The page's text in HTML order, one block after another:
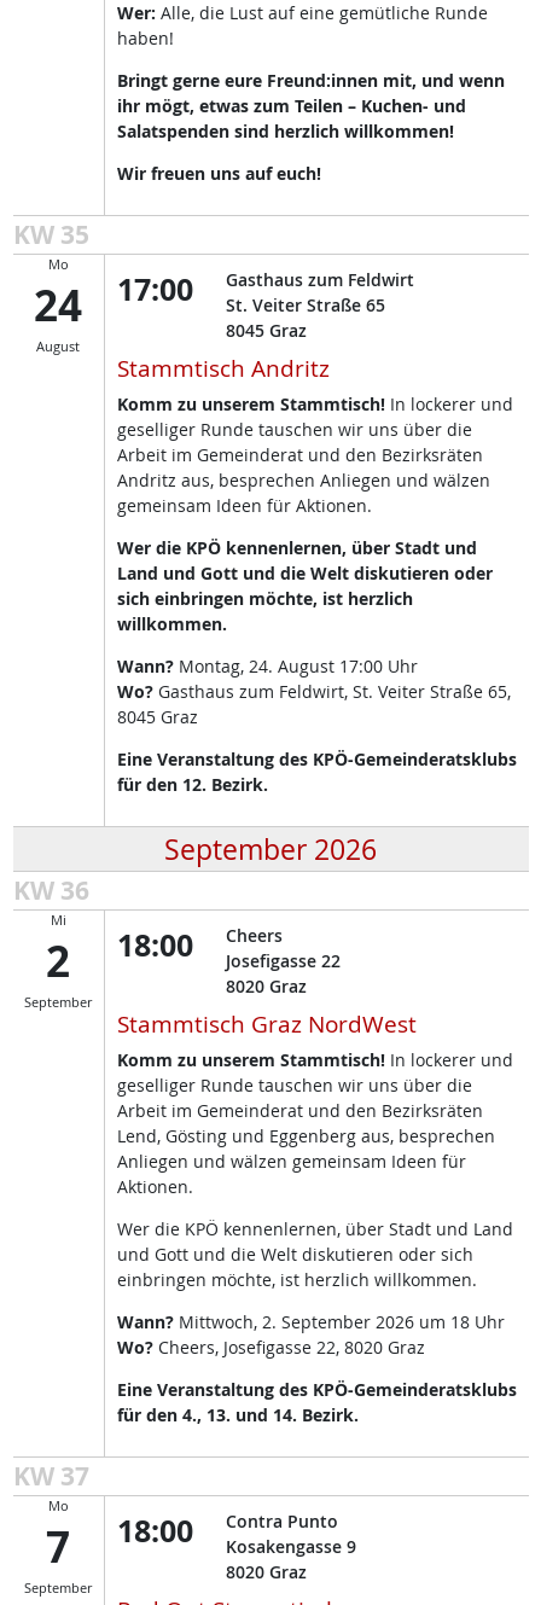
Wer: Alle, die Lust auf eine gemütliche Runde
haben!
Bringt gerne eure Freund:innen mit, und wenn
ihr mögt, etwas zum Teilen – Kuchen- und
Salatspenden sind herzlich willkommen!
Wir freuen uns auf euch!
KW 35
Mo
24
August
17:00
Gasthaus zum Feldwirt
St. Veiter Straße 65
8045 Graz
Stammtisch Andritz
Komm zu unserem Stammtisch!In lockerer und
geselliger Runde tauschen wir uns über die
Arbeit im Gemeinderat und den Bezirksräten
Andritz aus, besprechen Anliegen und wälzen
gemeinsam Ideen für Aktionen.
Wer die KPÖ kennenlernen, über Stadt und
Land und Gott und die Welt diskutieren oder
sich einbringen möchte, ist herzlich
willkommen.
Wann?Montag, 24. August 17:00 Uhr
Wo?Gasthaus zum Feldwirt, St. Veiter Straße 65,
8045 Graz
Eine Veranstaltung des KPÖ-Gemeinderatsklubs
für den 12. Bezirk.
September 2026
KW 36
Mi
2
September
18:00
Cheers
Josefigasse 22
8020 Graz
Stammtisch Graz NordWest
Komm zu unserem Stammtisch!In lockerer und
geselliger Runde tauschen wir uns über die
Arbeit im Gemeinderat und den Bezirksräten
Lend, Gösting und Eggenberg aus, besprechen
Anliegen und wälzen gemeinsam Ideen für
Aktionen.
Wer die KPÖ kennenlernen, über Stadt und Land
und Gott und die Welt diskutieren oder sich
einbringen möchte, ist herzlich willkommen.
Wann?Mittwoch, 2. September 2026 um 18 Uhr
Wo?Cheers, Josefigasse 22, 8020 Graz
Eine Veranstaltung des KPÖ-Gemeinderatsklubs
für den 4., 13. und 14. Bezirk.
KW 37
Mo
7
September
18:00
Contra Punto
Kosakengasse 9
8020 Graz